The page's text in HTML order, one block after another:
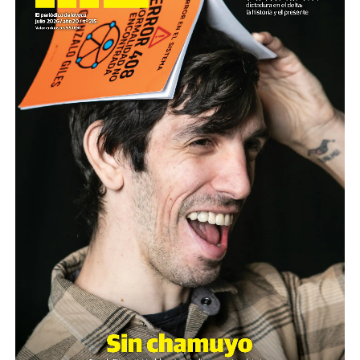
Ganar la vida: La historia de (no)
ficción de Sabrina Ortiz
Son personas que se organizan y se movilizan para
defender derechos de toda la
sociedad. Son quienes sufren palos, gases y
humillaciones por estar de pie. Quienes
crean respuestas donde hay impotencia y nuevas
palabras para definir el futuro.
Nuestro homenaje: reunirlas y escucharlas.
Descargar la Mu en PDF